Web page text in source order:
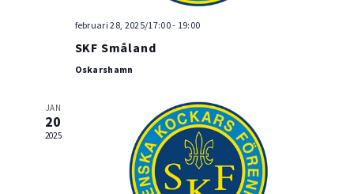
februari 28, 2025/17:00- 19:00
SKF Småland
Oskarshamn
JAN
20
2025